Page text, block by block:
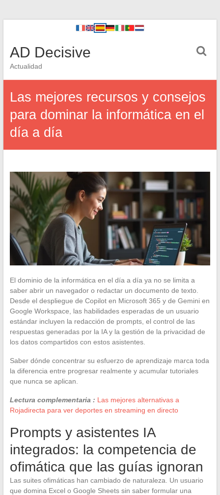
AD Decisive
Actualidad
Las mejores recursos y consejos
para dominar la informática en el
día a día
El dominio de la informática en el día a día ya no se limita a
saber abrir un navegador o redactar un documento de texto.
Desde el despliegue de Copilot en Microsoft 365 y de Gemini en
Google Workspace, las habilidades esperadas de un usuario
estándar incluyen la redacción de prompts, el control de las
respuestas generadas por la IA y la gestión de la privacidad de
los datos compartidos con estos asistentes.
Saber dónde concentrar su esfuerzo de aprendizaje marca toda
la diferencia entre progresar realmente y acumular tutoriales
que nunca se aplican.
Lectura complementaria : Las mejores alternativas a
Rojadirecta para ver deportes en streaming en directo
Prompts y asistentes IA
integrados: la competencia de
ofimática que las guías ignoran
Las suites ofimáticas han cambiado de naturaleza. Un usuario
que domina Excel o Google Sheets sin saber formular una